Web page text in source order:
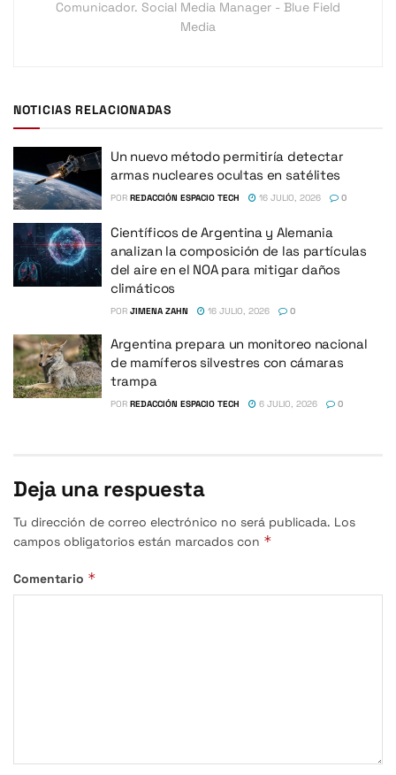
Comunicador. Social Media Manager - Blue Field
Media
NOTICIAS RELACIONADAS
Un nuevo método permitiría detectar
armas nucleares ocultas en satélites
POR REDACCIÓN ESPACIO TECH 16 JULIO, 2026 0
Científicos de Argentina y Alemania
analizan la composición de las partículas
del aire en el NOA para mitigar daños
climáticos
POR JIMENA ZAHN 16 JULIO, 2026 0
Argentina prepara un monitoreo nacional
de mamíferos silvestres con cámaras
trampa
POR REDACCIÓN ESPACIO TECH 6 JULIO, 2026 0
Deja una respuesta
Tu dirección de correo electrónico no será publicada. Los
campos obligatorios están marcados con *
Comentario *